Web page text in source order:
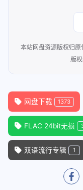
本站网盘资源版权归
版
网盘下载 1373
FLAC 24bit无损
双语流行专辑 1